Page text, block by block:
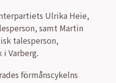
Ulrika Heie,
samt Martin
talesperson,
Varberg.
förmånscykelns